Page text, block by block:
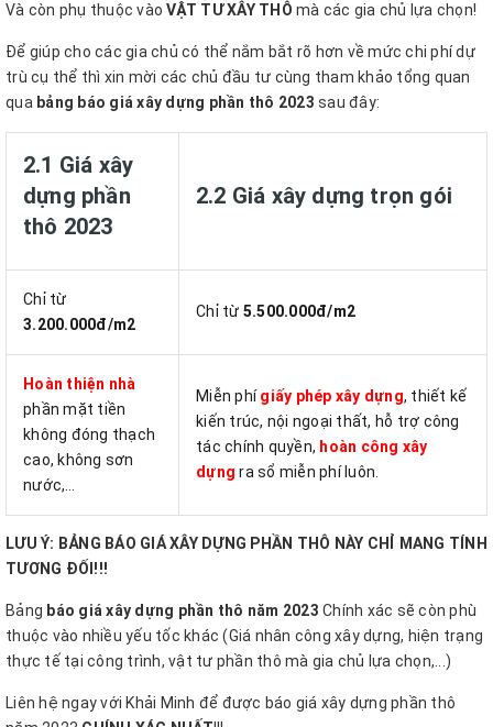
Và còn phụ thuộc vàoVẬT TƯ XÂY THÔ mà các gia chủ lựa chọn!
Để giúp cho các gia chủ có thể nắm bắt rõ hơn về mức chi phí dự
trù cụ thể thì xin mời các chủ đầu tư cùng tham khảo tổng quan
qua bảng báo giá xây dựng phần thô 2023 sau đây:
2.1 Giá xây
dựng phần
thô 2023
2.2 Giá xây dựng trọn gói
Chỉ từ
3.200.000đ/m2
Chỉ từ 5.500.000đ/m2
Hoàn thiện nhà
phần mặt tiền
không đóng thạch
cao, không sơn
nước,…
Miễn phígiấy phép xây dựng, thiết kế
kiến trúc, nội ngoại thất, hỗ trợ công
tác chính quyền, hoàn công xây
dựng ra sổ miễn phí luôn.
LƯU Ý: BẢNG BÁO GIÁ XÂY DỰNG PHẦN THÔ NÀY CHỈ MANG TÍNH
TƯƠNG ĐỐI!!!
Bảng báo giá xây dựng phần thô năm 2023 Chính xác sẽ còn phù
thuộc vào nhiều yếu tốc khác (Giá nhân công xây dựng, hiện trạng
thực tế tại công trình, vật tư phần thô mà gia chủ lựa chọn,...)
Liên hệ ngay với Khải Minh để được báo giá xây dựng phần thô